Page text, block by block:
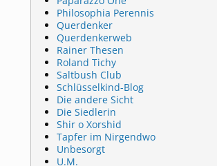
Philosophia Perennis
Querdenker
Querdenkerweb
Rainer Thesen
Roland Tichy
Saltbush Club
Schlüsselkind-Blog
Die andere Sicht
Die Siedlerin
Shir o Xorshid
Tapfer im Nirgendwo
Unbesorgt
U.M.